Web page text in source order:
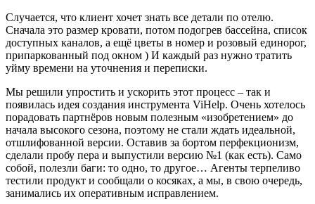
Случается, что клиент хочет знать все детали по отелю.
Сначала это размер кровати, потом подогрев бассейна, список
доступных каналов, а ещё цветы в номер и розовый единорог,
припаркованный под окном ) И каждый раз нужно тратить
уйму времени на уточнения и переписки.
Мы решили упростить и ускорить этот процесс – так и
появилась идея создания инструмента ViHelp. Очень хотелось
порадовать партнёров новым полезным «изобретением» до
начала высокого сезона, поэтому не стали ждать идеальной,
отшлифованной версии. Оставив за бортом перфекционизм,
сделали пробу пера и выпустили версию №1 (как есть). Само
собой, полезли баги: то одно, то другое… Агенты терпеливо
тестили продукт и сообщали о косяках, а мы, в свою очередь,
занимались их оперативным исправлением.